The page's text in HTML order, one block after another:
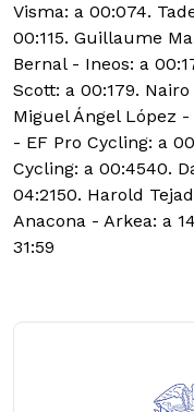
Visma: a 00:074.
00:115. Guillaume
Bernal - Ineos: a
Scott: a 00:179.
Miguel Ángel López -
- EF Pro Cycling: a
Cycling: a 00:4540.
04:2150. Harold
Anacona - Arkea: a
31:59